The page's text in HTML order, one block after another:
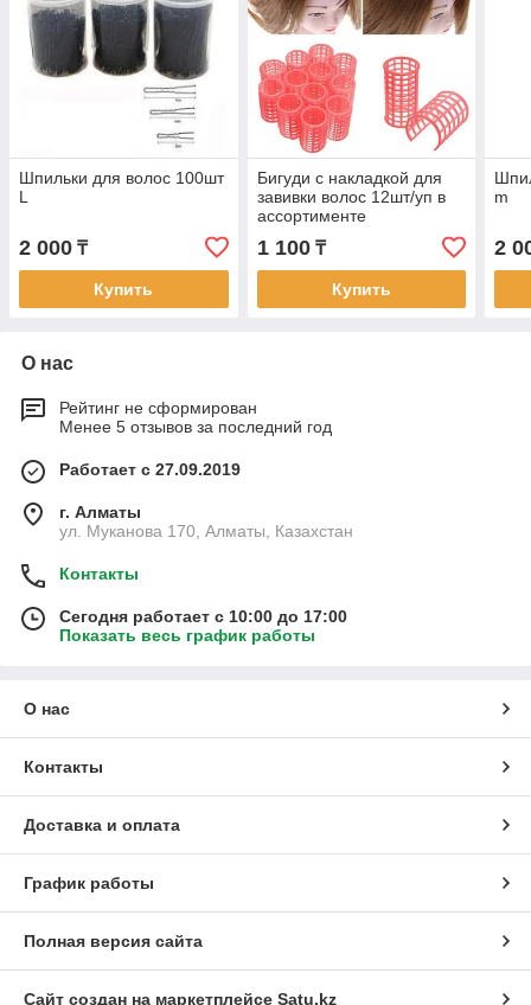
Шпильки для волос 100шт
L
2 000 ₸
Купить
Бигуди с накладкой для
завивки волос 12шт/уп в
ассортименте
1 100₸
Купить
m
2
О нас
Рейтинг не сформирован
Менее 5 отзывов за последний год
Работает с 27.09.2019
г. Алматы
ул. Муканова 170, Алматы, Казахстан
Контакты
Сегодня работает с 10:00 до 17:00
Показать весь график работы
О нас
Контакты
Доставка и оплата
График работы
Полная версия сайта
Сайт создан на маркетплейсе Satu.kz